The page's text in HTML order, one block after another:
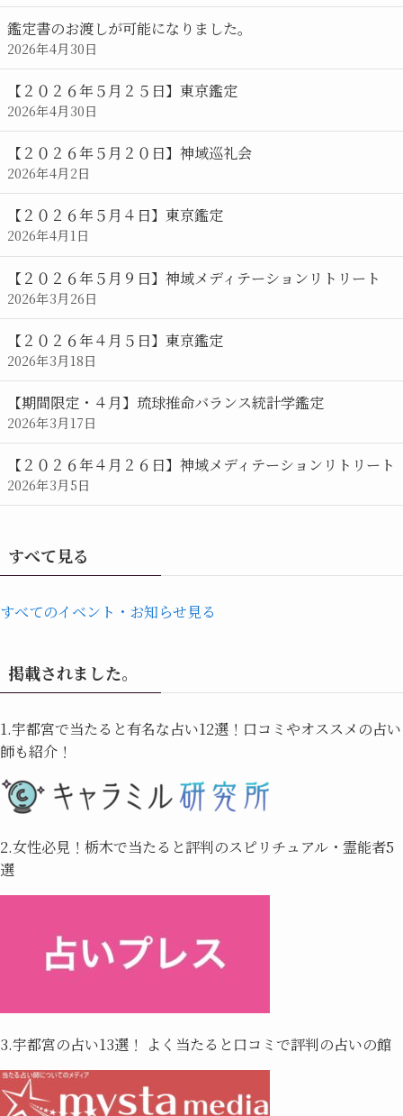
鑑定書のお渡しが可能になりました。
2026年4月30日
【２０２６年５月２５日】東京鑑定
2026年4月30日
【２０２６年５月２０日】神域巡礼会
2026年4月2日
【２０２６年５月４日】東京鑑定
2026年4月1日
【２０２６年５月９日】神域メディテーションリトリート
2026年3月26日
【２０２６年４月５日】東京鑑定
2026年3月18日
【期間限定・４月】琉球推命バランス統計学鑑定
2026年3月17日
【２０２６年４月２６日】神域メディテーションリトリート
2026年3月5日
すべて見る
すべてのイベント・お知らせ見る
掲載されました。
1.宇都宮で当たると有名な占い12選！口コミやオススメの占い
師も紹介！
2.女性必見！栃木で当たると評判のスピリチュアル・霊能者5
選
3.宇都宮の占い13選！ よく当たると口コミで評判の占いの館